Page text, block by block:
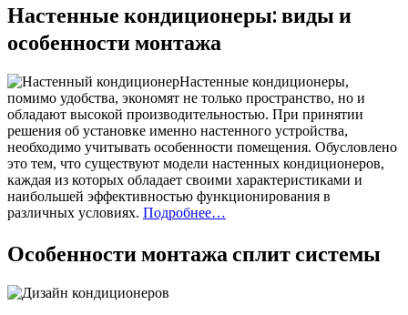
Настенные кондиционеры: виды и
особенности монтажа
Настенные кондиционеры,
помимо удобства, экономят не только пространство, но и
обладают высокой производительностью. При принятии
решения об установке именно настенного устройства,
необходимо учитывать особенности помещения. Обусловлено
это тем, что существуют модели настенных кондиционеров,
каждая из которых обладает своими характеристиками и
наибольшей эффективностью функционирования в
различных условиях. Подробнее…
Особенности монтажа сплит системы